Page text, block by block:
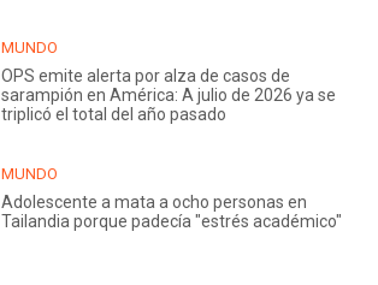
MUNDO
OPS emite alerta por alza de casos de
sarampión en América: A julio de 2026 ya se
triplicó el total del año pasado
MUNDO
Adolescente a mata a ocho personas en
Tailandia porque padecía "estrés académico"